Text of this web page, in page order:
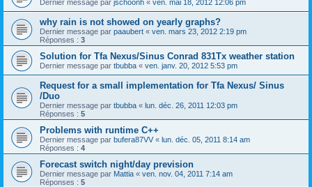
Dernier message par jschoonh « ven. mai 18, 2012 12:06 pm
why rain is not showed on yearly graphs?
Dernier message par paaubert « ven. mars 23, 2012 2:19 pm
Réponses : 3
Solution for Tfa Nexus/Sinus Conrad 831Tx weather station
Dernier message par tbubba « ven. janv. 20, 2012 5:53 pm
Request for a small implementation for Tfa Nexus/ Sinus
/Duo
Dernier message par tbubba « lun. déc. 26, 2011 12:03 pm
Réponses : 5
Problems with runtime C++
Dernier message par bufera87VV « lun. déc. 05, 2011 8:14 am
Réponses : 4
Forecast switch night/day prevision
Dernier message par Mattia « ven. nov. 04, 2011 7:14 am
Réponses : 5